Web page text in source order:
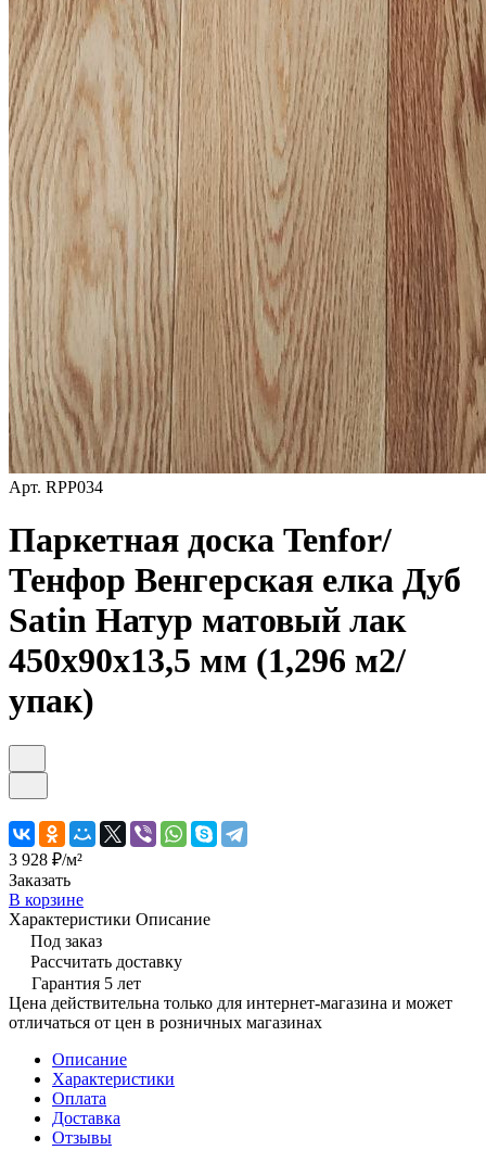
Арт. RPP034
Паркетная доска Tenfor/
Тенфор Венгерская елка Дуб
Satin Натур матовый лак
450х90х13,5 мм (1,296 м2/
упак)
3 928 ₽/м²
Заказать
В корзине
Характеристики Описание
Под заказ
Рассчитать доставку
Гарантия 5 лет
Цена действительна только для интернет-магазина и может
отличаться от цен в розничных магазинах
Описание
Характеристики
Оплата
Доставка
Отзывы